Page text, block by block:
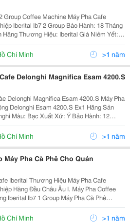
Coffee Machine Máy Pha Cafe
Ib7 2 Group Bảo Hành: 18 Tháng
Hãng Thương Hiệu: Iberital Giá Niêm Yết:
Mô Tả:
Thống
Chí Minh >1 năm
Delonghi Magnifica Esam 4200.S
Magnifica Esam 4200.S Máy Pha
Esam 4200.S Ex1 Hãng Sản
Màu: Bạc Xuất Xứ: Ý Bảo Hành: 12
Chí Minh >1 năm
Máy Pha Cà Phê Cho Quán
Iberital Thương Hiệu Máy Pha Cafe
Đầu Châu Âu I. Máy Pha Coffee
Ib7 1 Group Máy Pha Cà Phê
Tháng Hàng Chính
Hiệu: Iberit
Chí Minh >1 năm